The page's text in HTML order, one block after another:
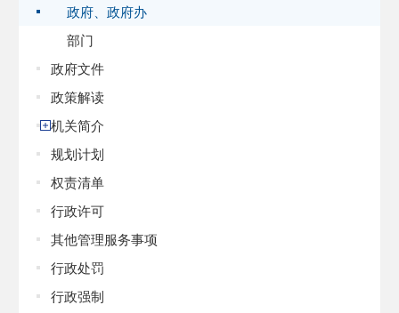
政府、政府办
部门
政府文件
政策解读
机关简介
规划计划
权责清单
行政许可
其他管理服务事项
行政处罚
行政强制